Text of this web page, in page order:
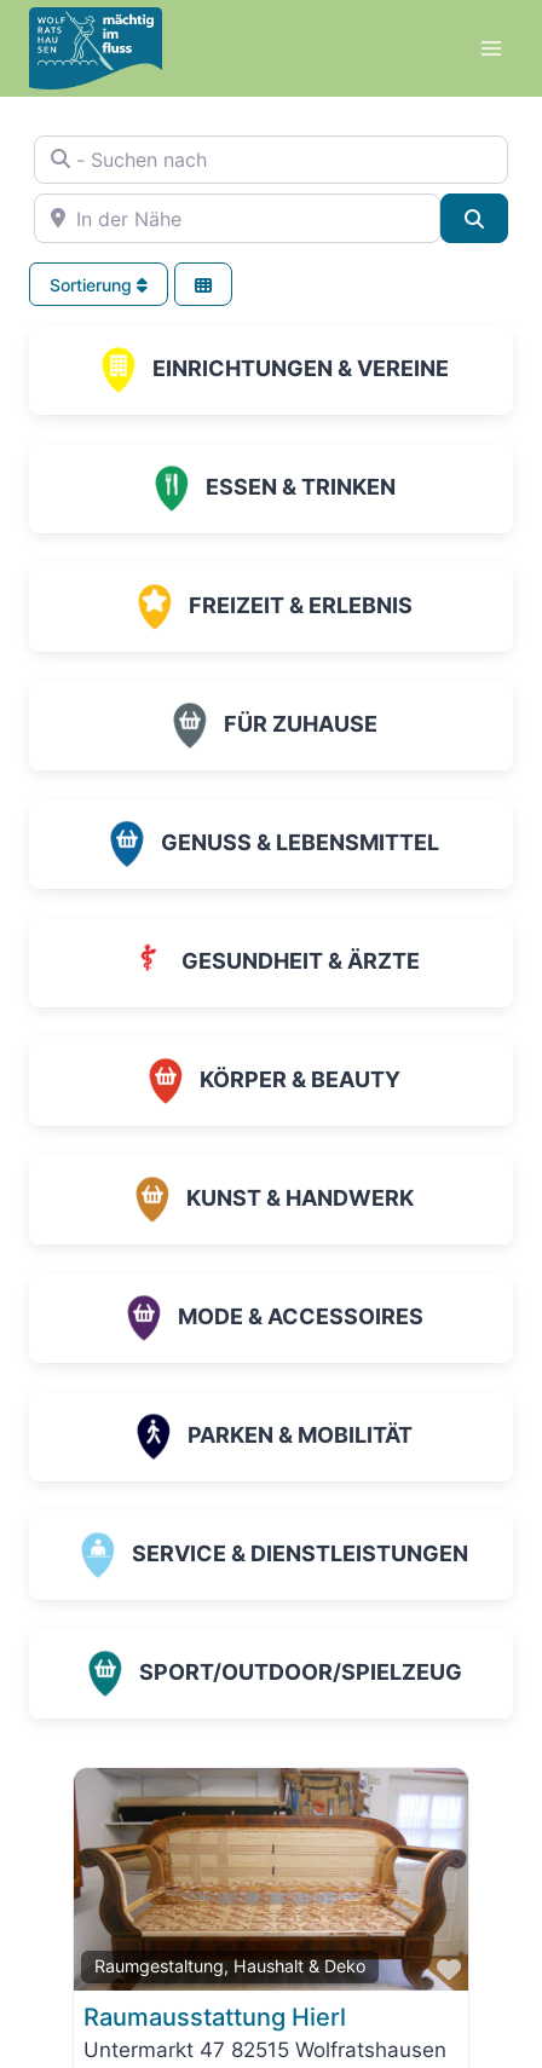
Zum
Inhalt
springen
- Suchen nach
In der Nähe
Sortierung
EINRICHTUNGEN & VEREINE
ESSEN & TRINKEN
FREIZEIT & ERLEBNIS
FÜR ZUHAUSE
GENUSS & LEBENSMITTEL
GESUNDHEIT & ÄRZTE
KÖRPER & BEAUTY
KUNST & HANDWERK
MODE & ACCESSOIRES
PARKEN & MOBILITÄT
SERVICE & DIENSTLEISTUNGEN
SPORT/OUTDOOR/SPIELZEUG
Raumgestaltung, Haushalt & Deko
Favorit
Raumausstattung Hierl
Untermarkt 47 82515 Wolfratshausen